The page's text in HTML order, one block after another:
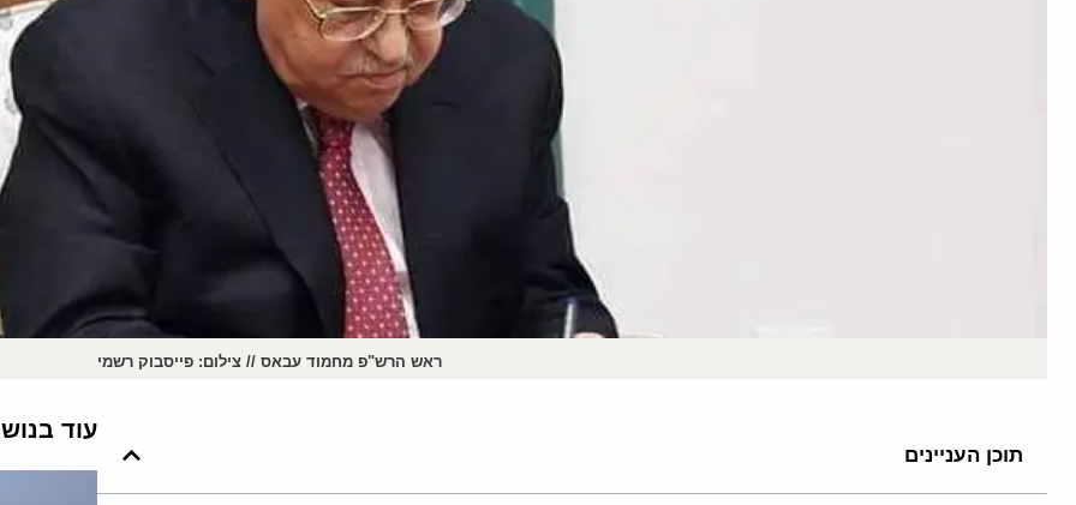
ראש הרש"פ מחמוד עבאס // צילום: פייסבוק רשמי
תוכן העניינים
עוד